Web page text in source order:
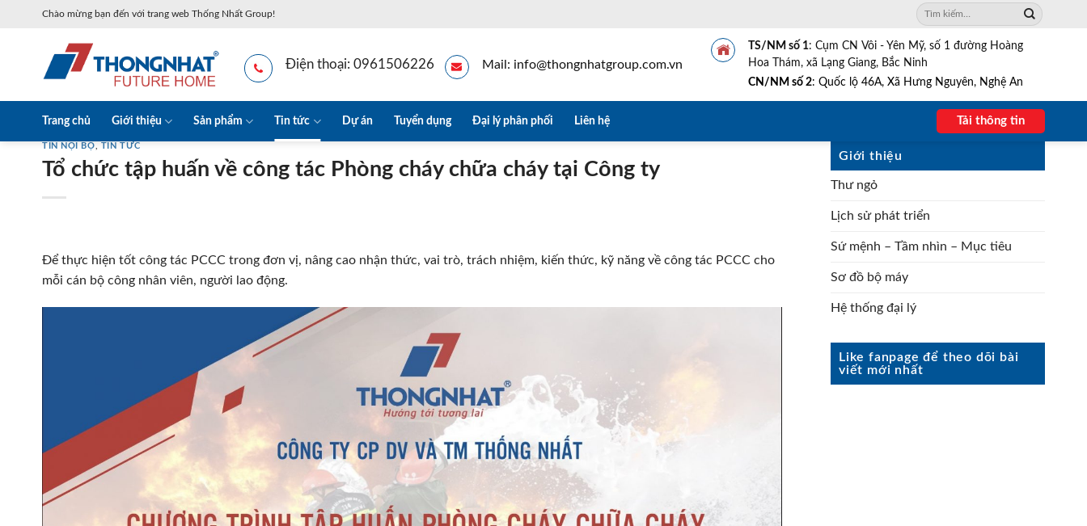
Chào mừng bạn đến với trang web Thống Nhất Group!
Tìm
kiếm:
Điện thoại: 0961506226 Mail: info@thongnhatgroup.com.vn
TS/NM số 1: Cụm CN Vôi - Yên Mỹ, số 1 đường Hoàng
Hoa Thám, xã Lạng Giang, Bắc Ninh
CN/NM số 2: Quốc lộ 46A, Xã Hưng Nguyên, Nghệ An
Trang chủ Giới thiệu Sản phẩm Tin tức Dự án Tuyển dụng Đại lý phân phối Liên hệ Tải thông tin
TIN NỘI BỘ TIN TỨC
Tổ chức tập huấn về công tác Phòng cháy chữa cháy tại Công ty
Để thực hiện tốt công tác PCCC trong đơn vị, nâng cao nhận thức, vai trò, trách nhiệm, kiến thức, kỹ năng về công tác PCCC cho
mỗi cán bộ công nhân viên, người lao động.
Giới thiệu
Thư ngỏ
Lịch sử phát triển
Sứ mệnh – Tầm nhìn – Mục tiêu
Sơ đồ bộ máy
Hệ thống đại lý
Like fanpage để theo dõi bài
viết mới nhất